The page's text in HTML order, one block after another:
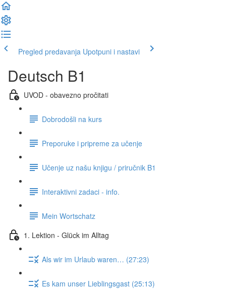
Pregled predavanja Upotpuni i nastavi
Deutsch B1
UVOD - obavezno pročitati
Dobrodošli na kurs
Preporuke i pripreme za učenje
Učenje uz našu knjigu / priručnik B1
Interaktivni zadaci - info.
Mein Wortschatz
1. Lektion - Glück im Alltag
Als wir im Urlaub waren… (27:23)
Es kam unser Lieblingsgast (25:13)